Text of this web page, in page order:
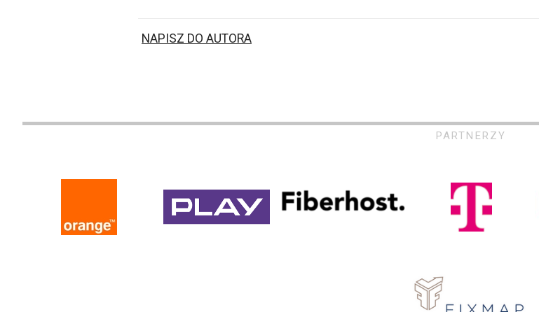
NAPISZ DO AUTORA
PARTNERZY